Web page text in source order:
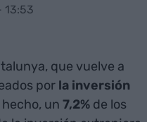
13:53
que vuelve a
por la inversión
un 7,2%de los